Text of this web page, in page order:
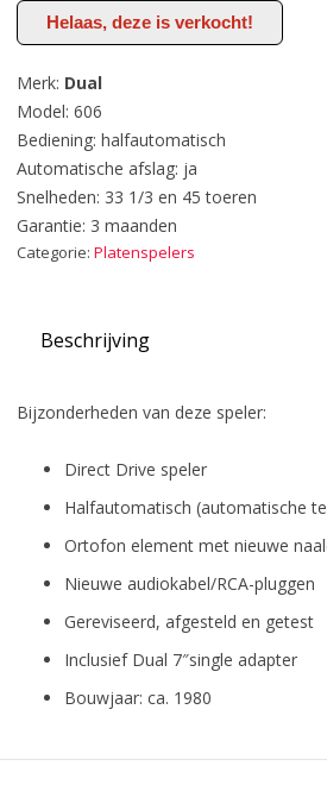
Helaas, deze is verkocht!
Merk: Dual
Model: 606
Bediening: halfautomatisch
Automatische afslag: ja
Snelheden: 33 1/3 en 45 toeren
Garantie: 3 maanden
Categorie: Platenspelers
Beschrijving
Bijzonderheden van deze speler:
Direct Drive speler
Halfautomatisch (automatische
Ortofon element met nieuwe
Nieuwe audiokabel/RCA-pluggen
Gereviseerd, afgesteld en getest
Inclusief Dual 7″single adapter
Bouwjaar: ca. 1980